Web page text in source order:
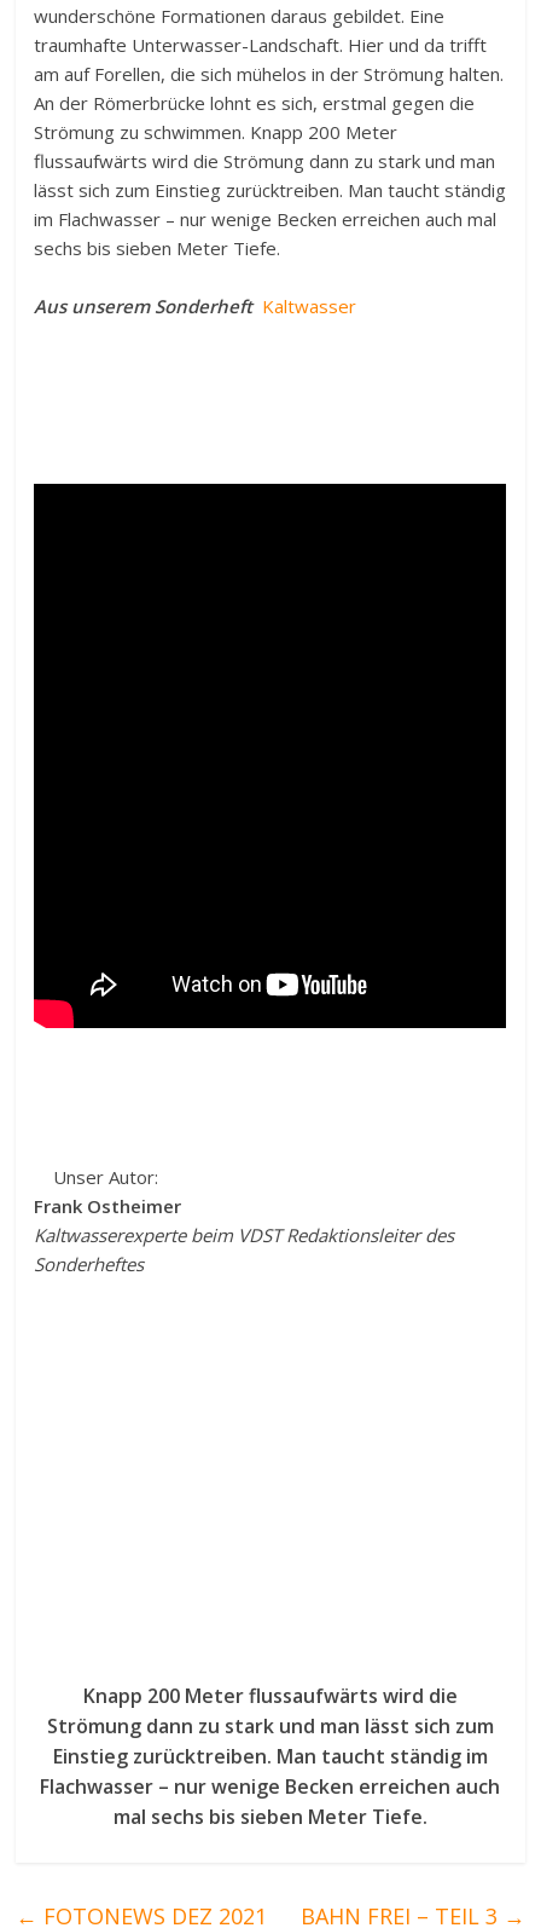
wunderschöne Formationen daraus gebildet. Eine
traumhafte Unterwasser-Landschaft. Hier und da trifft
am auf Forellen, die sich mühelos in der Strömung halten.
An der Römerbrücke lohnt es sich, erstmal gegen die
Strömung zu schwimmen. Knapp 200 Meter
flussaufwärts wird die Strömung dann zu stark und man
lässt sich zum Einstieg zurücktreiben. Man taucht ständig
im Flachwasser – nur wenige Becken erreichen auch mal
sechs bis sieben Meter Tiefe.
Aus unserem Sonderheft Kaltwasser
Unser Autor:
Frank Ostheimer
Kaltwasserexperte beim VDST Redaktionsleiter des
Sonderheftes
Knapp 200 Meter flussaufwärts wird die
Strömung dann zu stark und man lässt sich zum
Einstieg zurücktreiben. Man taucht ständig im
Flachwasser – nur wenige Becken erreichen auch
mal sechs bis sieben Meter Tiefe.
← FOTONEWS DEZ 2021 BAHN FREI – TEIL 3 →